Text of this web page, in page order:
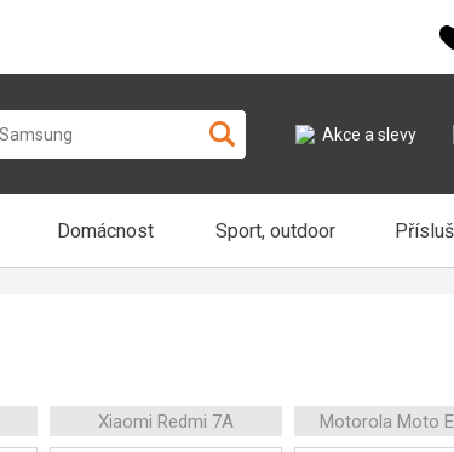
Akce a slevy
Domácnost Sport, outdoor
Xiaomi Redmi 7A Motorola Moto